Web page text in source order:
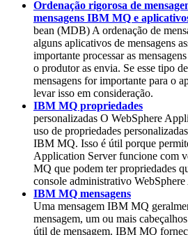
Ordenação rigorosa de
mensagens IBM MQ e
bean (MDB) A ordenação de
alguns aplicativos de mensagens
importante processar as
o produtor as envia. Se esse tipo
mensagens for importante para o
levar isso em consideração.
IBM MQ propriedades
personalizadas O WebSphere
uso de propriedades
IBM MQ. Isso é útil porque
Application Serverfuncione com
MQ que podem ter propriedades
console administrativo
IBM MQ mensagens
Uma mensagem IBM MQ
mensagem, um ou mais
útil de mensagem. IBM MQ